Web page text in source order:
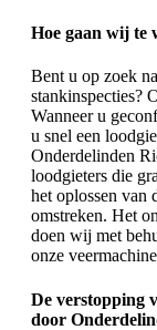
Hoe gaan wij te
Bent u op zoek
stankinspecties?
Wanneer u
u snel een
Onderdelinden
loodgieters die
het oplossen van
omstreken. Het
doen wij met
onze
De verstopping
door